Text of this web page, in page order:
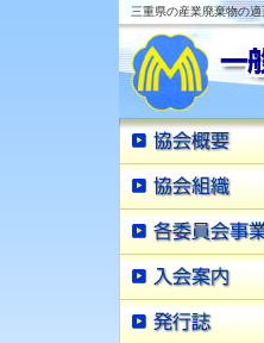
三重県の産業廃棄物の適